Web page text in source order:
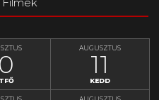
AUGUSZTUS
11
KEDD